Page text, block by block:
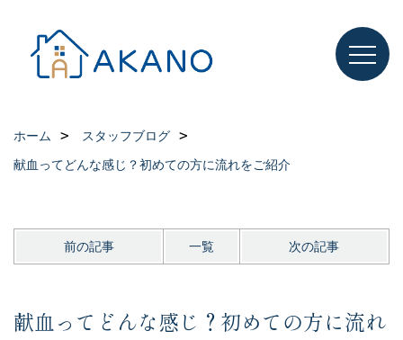
ホーム
スタッフブログ
献血ってどんな感じ？初めての方に流れをご紹介
前の記事 一覧 次の記事
献血ってどんな感じ？初めての方に流れ